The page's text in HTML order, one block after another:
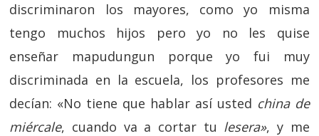
discriminaron los mayores, como yo misma
tengo muchos hijos pero yo no les quise
enseñar mapudungun porque yo fui muy
discriminada en la escuela, los profesores me
decían: «No tiene que hablar así usted china de
miércale, cuando va a cortar tu lesera», y me